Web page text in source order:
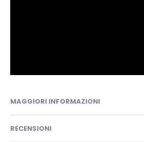
MAGGIORI INFORMAZIONI
RECENSIONI